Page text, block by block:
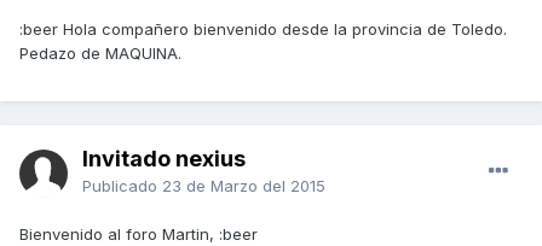
:beer Hola compañero bienvenido desde la provincia de Toledo.
Pedazo de MAQUINA.
Invitado nexius
Publicado 23 de Marzo del 2015
Bienvenido al foro Martin, :beer